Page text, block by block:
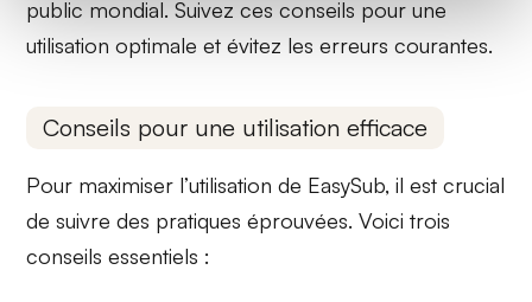
public mondial. Suivez ces conseils pour une
utilisation optimale et évitez les erreurs courantes.
Conseils pour une utilisation efficace
Pour maximiser l’utilisation de EasySub, il est crucial
de suivre des pratiques éprouvées. Voici trois
conseils essentiels :